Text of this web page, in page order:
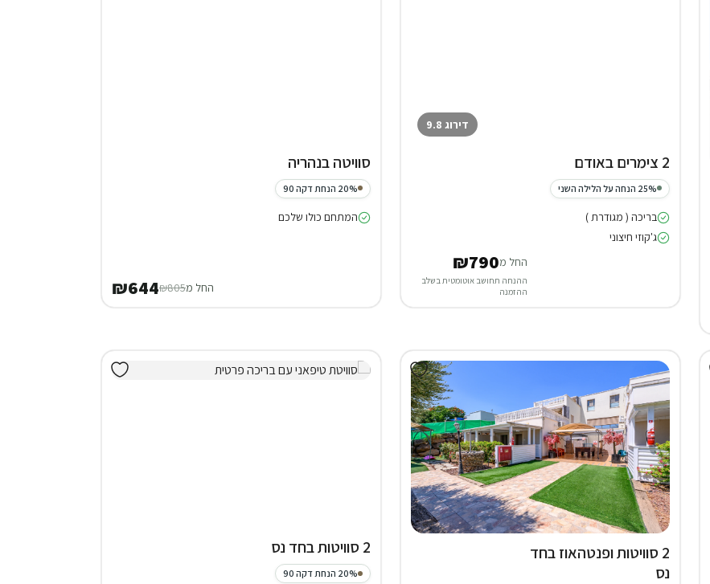
דירוג 9.8
2 צימרים באודם
25% הנחה על הלילה השני
בריכה ( מגודרת )
ג'קוזי חיצוני
החל מ₪790
ההנחה תחושב אוטומטית בשלב
ההזמנה
סוויטה בנהריה
20% הנחת דקה 90
המתחם כולו שלכם
החל מ₪805
₪644
2 סוויטות ופנטהאוז בחד
נס
2 סוויטות בחד נס
20% הנחת דקה 90